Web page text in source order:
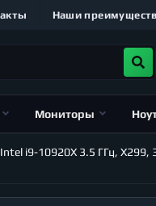
Наши
Мониторы
i9-10920X 3.5 ГГц,